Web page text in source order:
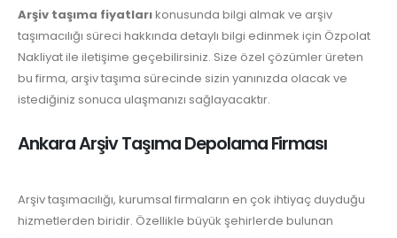
Arşiv taşıma fiyatlarıkonusunda bilgi almak ve arşiv
taşımacılığı süreci hakkında detaylı bilgi edinmek için Özpolat
Nakliyat ile iletişime geçebilirsiniz. Size özel çözümler üreten
bu firma, arşiv taşıma sürecinde sizin yanınızda olacak ve
istediğiniz sonuca ulaşmanızı sağlayacaktır.
Ankara Arşiv Taşıma Depolama Firması
Arşiv taşımacılığı, kurumsal firmaların en çok ihtiyaç duyduğu
hizmetlerden biridir. Özellikle büyük şehirlerde bulunan